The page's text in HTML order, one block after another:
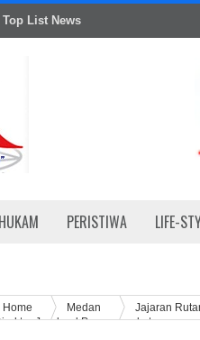
Top List News
PERISTIWA LIFE-
Home Medan
Jajaran
Jenderal Pemasyarakatan